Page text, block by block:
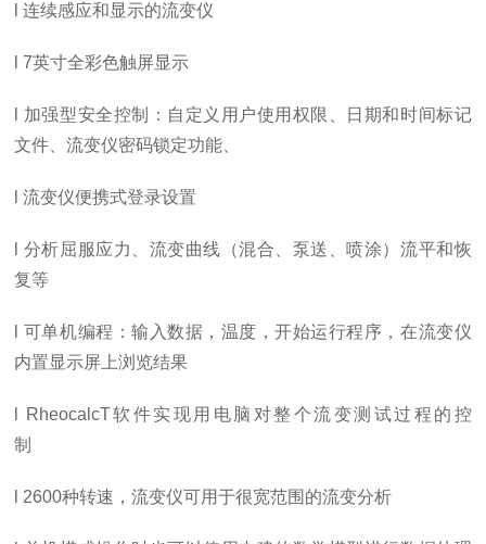
l连续感应和显示的流变仪
l7英寸全彩色触屏显示
加强型安全控制：自定义用户使用权限、日期和时间标记
文件、流变仪密码锁定功能、
l流变仪便携式登录设置
分析屈服应力、流变曲线（混合、泵送、喷涂）流平和恢
复等
可单机编程：输入数据，温度，开始运行程序，在流变仪
内置显示屏上浏览结果
RheocalcT软件实现用电脑对整个流变测试过程的控
制
2600种转速，流变仪可用于很宽范围的流变分析